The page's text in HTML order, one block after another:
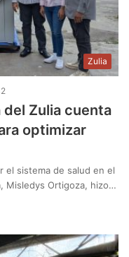
Zulia
del Zulia cuenta
optimizar
el sistema de salud en el
Misledys Ortigoza, hizo…